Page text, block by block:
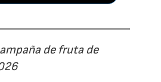
de fruta de